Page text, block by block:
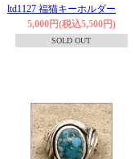
ltd1127 福猫キーホルダー
5,000円(税込5,500円)
SOLD OUT